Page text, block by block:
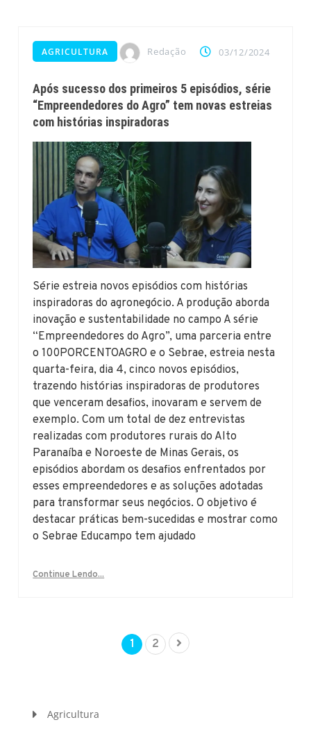
AGRICULTURA Redação 03/12/2024
Após sucesso dos primeiros 5 episódios, série
“Empreendedores do Agro” tem novas estreias
com histórias inspiradoras
Série estreia novos episódios com histórias
inspiradoras do agronegócio. A produção aborda
inovação e sustentabilidade no campo A série
“Empreendedores do Agro”, uma parceria entre
o 100PORCENTOAGRO e o Sebrae, estreia nesta
quarta-feira, dia 4, cinco novos episódios,
trazendo histórias inspiradoras de produtores
que venceram desafios, inovaram e servem de
exemplo. Com um total de dez entrevistas
realizadas com produtores rurais do Alto
Paranaíba e Noroeste de Minas Gerais, os
episódios abordam os desafios enfrentados por
esses empreendedores e as soluções adotadas
para transformar seus negócios. O objetivo é
destacar práticas bem-sucedidas e mostrar como
o Sebrae Educampo tem ajudado
Continue Lendo...
1 2
Agricultura